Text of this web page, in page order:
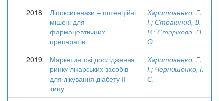
2018
Ліпоксигенази – потенційні
мішені для
фармацевтичних
препаратів
Харитоненко, Г.
І.; Страшний, В.
В.; Старікова, О.
О.
2019
Маркетингові дослідження
ринку лікарських засобів
для лікування діабету ІІ
типу
Харитоненко, Г.
І.; Чернишенко, І.
С.